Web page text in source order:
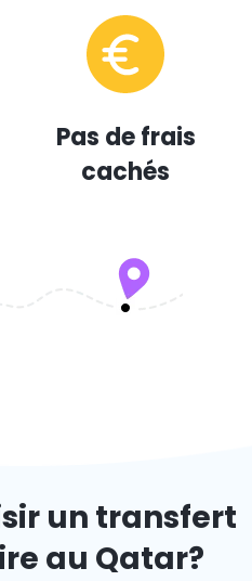
Pas de frais
cachés
un transfert
au Qatar?